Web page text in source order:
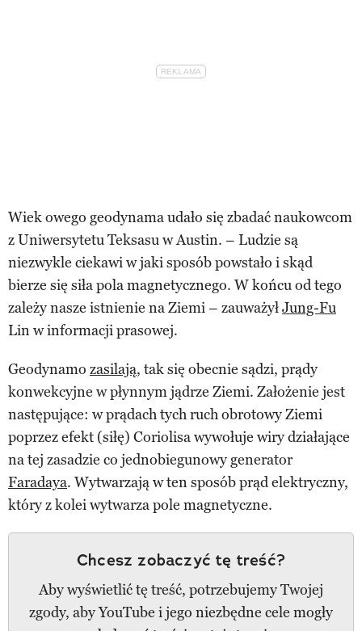
Wiek owego geodynama udało się zbadać naukowcom
z Uniwersytetu Teksasu w Austin. – Ludzie są
niezwykle ciekawi w jaki sposób powstało i skąd
bierze się siła pola magnetycznego. W końcu od tego
zależy nasze istnienie na Ziemi – zauważyłJung-Fu
Lin w informacji prasowej.
Geodynamo zasilają, tak się obecnie sądzi, prądy
konwekcyjne w płynnym jądrze Ziemi. Założenie jest
następujące: w prądach tych ruch obrotowy Ziemi
poprzez efekt (siłę) Coriolisa wywołuje wiry działające
na tej zasadzie co jednobiegunowy generator
Faradaya. Wytwarzają w ten sposób prąd elektryczny,
który z kolei wytwarza pole magnetyczne.
Chcesz zobaczyć tę treść?
Aby wyświetlić tę treść, potrzebujemy Twojej
zgody, aby YouTube i jego niezbędne cele mogły